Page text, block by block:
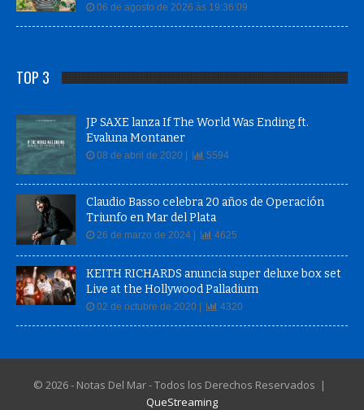
06 de agosto de 2026 às 19:36:09
TOP 3
JP SAXE lanza If The World Was Ending ft.
Evaluna Montaner
08 de abril de 2020 | 5594
Claudio Basso celebra 20 años de Operación
Triunfo en Mar del Plata
26 de marzo de 2024 | 4625
KEITH RICHARDS anuncia super deluxe box set
Live at the Hollywood Palladium
02 de octubre de 2020 | 4320
© 2026 - Notas Del Mar - Todos los Derechos Reservados |
QueStreaming